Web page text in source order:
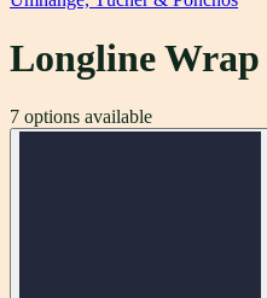
Longline Wrap
7 options available